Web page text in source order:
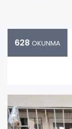
628 OKUNMA